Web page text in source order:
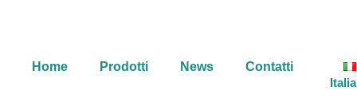
Home Prodotti News
Contatti